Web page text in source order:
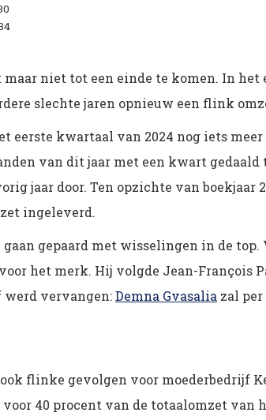
niet tot een einde te komen. In
slechte jaren opnieuw een flink
eerste kwartaal van 2024 nog iets
van dit jaar met een kwart gedaald
jaar door. Ten opzichte van boekjaar
ingeleverd.
gepaard met wisselingen in de top.
het merk. Hij volgde Jean-François
vervangen:Demna Gvasalia zal per
flinke gevolgen voor moederbedrijf
40 procent van de totaalomzet van